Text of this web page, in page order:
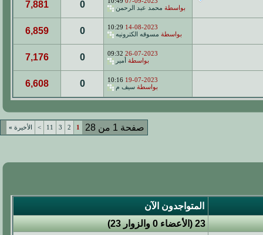
بواسطة محمد عبد الرحمن 0
7,881
14-08-2023
10:29
بواسطة مسوقه الكترونيه 0
6,859
26-07-2023
09:32
بواسطة
أمير 0
7,176
19-07-2023
10:16
بواسطة سيف م 0
6,608
صفحة 1 من 28 1
2
3
11
> الأخيرة »
المتواجدون الآن
23 (الأعضاء 0 والزوار 23)